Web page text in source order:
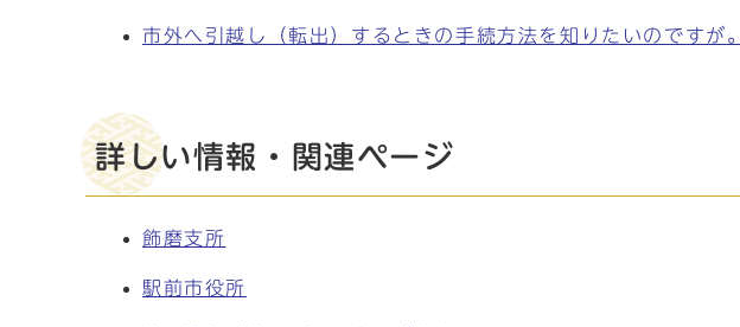
市外へ引越し（転出）するときの手続方法を知りたいのですが。
詳しい情報・関連ページ
飾磨支所
駅前市役所